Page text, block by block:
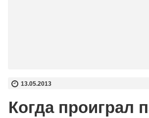
13.05.2013
Когда проиграл